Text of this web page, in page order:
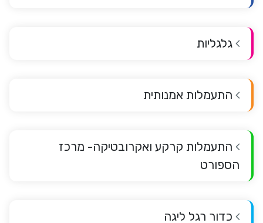
גלגליות
התעמלות אמנותית
התעמלות קרקע ואקרובטיקה- מרכז
הספורט
כדור רגל ליגה